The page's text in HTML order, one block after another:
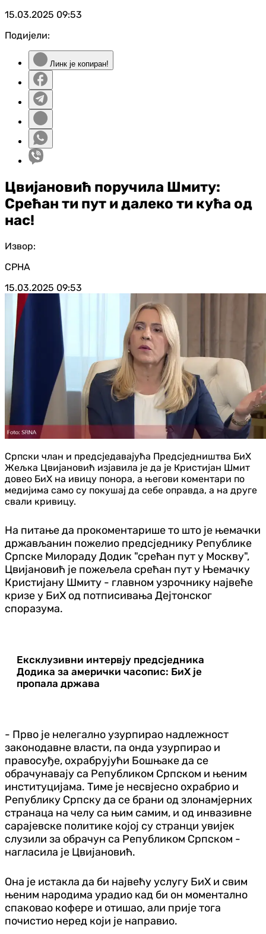
15.03.2025 09:53
Подијели:
Линк је копиран!
Цвијановић поручила Шмиту:
Срећан ти пут и далеко ти кућа од
нас!
Извор:
СРНА
15.03.2025 09:53
Српски члан и предсједавајућа Предсједништва БиХ
Жељка Цвијановић изјавила је да је Кристијан Шмит
довео БиХ на ивицу понора, а његови коментари по
медијима само су покушај да себе оправда, а на друге
свали кривицу.
На питање да прокоментарише то што је њемачки
држављанин пожелио предсједнику Републике
Српске Милораду Додик "срећан пут у Москву",
Цвијановић је пожељела срећан пут у Њемачку
Кристијану Шмиту - главном узрочнику највеће
кризе у БиХ од потписивања Дејтонског
споразума.
Ексклузивни интервју предсједника
Додика за амерички часопис: БиХ је
пропала држава
- Прво је нелегално узурпирао надлежност
законодавне власти, па онда узурпирао и
правосуђе, охрабрујући Бошњаке да се
обрачунавају са Републиком Српском и њеним
институцијама. Тиме је несвјесно охрабрио и
Републику Српску да се брани од злонамјерних
странаца на челу са њим самим, и од инвазивне
сарајевске политике којој су странци увијек
слузили за обрачун са Републиком Српском -
нагласила је Цвијановић.
Она је истакла да би највећу услугу БиХ и свим
њеним народима урадио кад би он моментално
спаковао кофере и отишао, али прије тога
почистио неред који је направио.